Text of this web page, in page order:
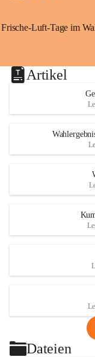
Frische-Luft-Tage im
Artikel
Dateien